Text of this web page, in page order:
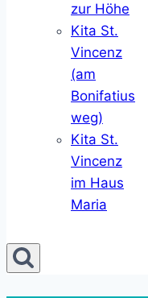
zur Höhe
Kita St.
Vincenz
(am
Bonifatius
weg)
Kita St.
Vincenz
im Haus
Maria